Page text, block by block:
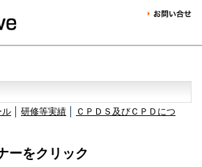
ル 研修等実績
ＣＰＤＳ及びＣＰＤにつ
ーをクリック